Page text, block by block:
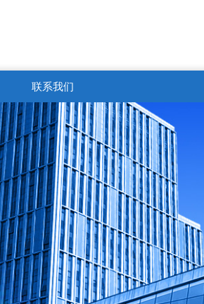
719816494@qq.com
联系我们